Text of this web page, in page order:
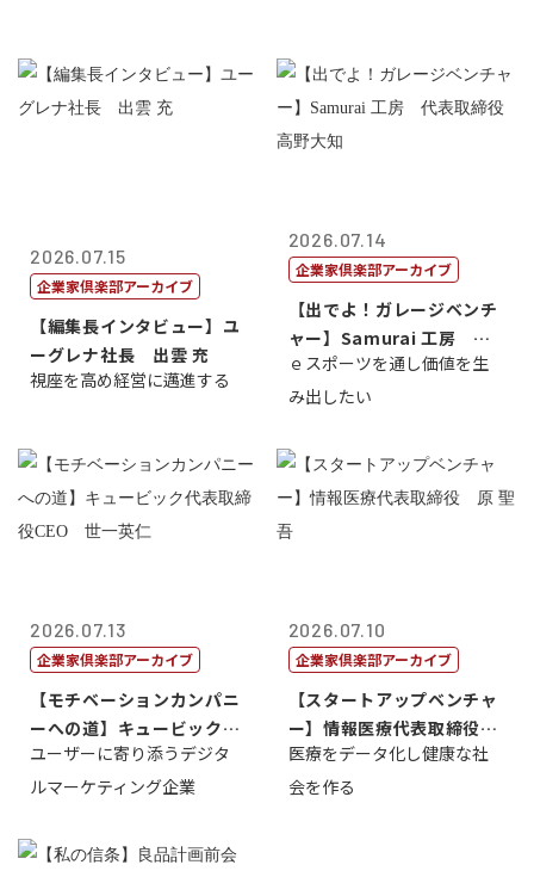
2026.07.15
企業家倶楽部アーカイブ
【編集長インタビュー】ユ
ーグレナ社長 出雲 充
視座を高め経営に邁進する
2026.07.14
企業家倶楽部アーカイブ
【出でよ！ガレージベンチ
ャー】Samurai 工房 代
表取締...
ｅスポーツを通し価値を生
み出したい
2026.07.13
企業家倶楽部アーカイブ
【モチベーションカンパニ
ーへの道】キュービック代
表取締役CE...
ユーザーに寄り添うデジタ
ルマーケティング企業
2026.07.10
企業家倶楽部アーカイブ
【スタートアップベンチャ
ー】情報医療代表取締役
原 聖吾
医療をデータ化し健康な社
会を作る